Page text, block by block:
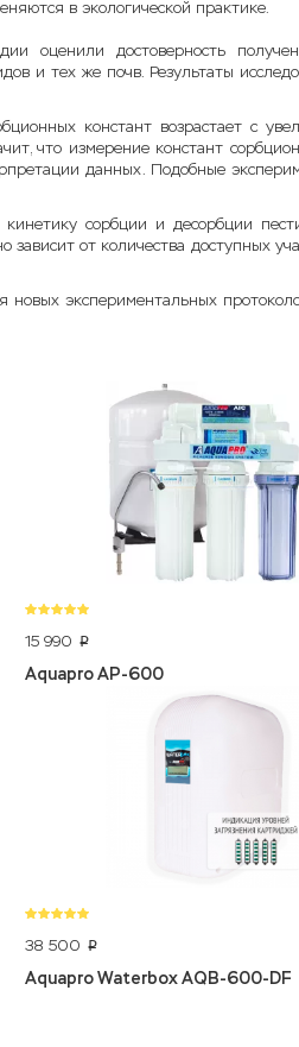
в экологической практике.
оценили достоверность
и тех же почв. Результаты
констант возрастает с
что измерение констант
данных. Подобные
сорбции и десорбции
зависит от количества доступных
новых экспериментальных
15 990 p
Aquapro AP-600
38 500 p
Aquapro Waterbox AQB-600-DF